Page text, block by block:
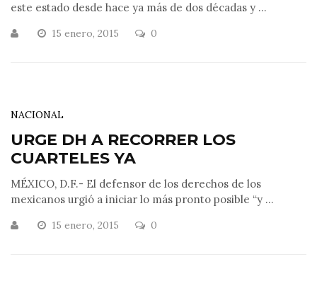
este estado desde hace ya más de dos décadas y ...
15 enero, 2015 0
NACIONAL
URGE DH A RECORRER LOS
CUARTELES YA
MÉXICO, D.F.- El defensor de los derechos de los
mexicanos urgió a iniciar lo más pronto posible “y ...
15 enero, 2015 0